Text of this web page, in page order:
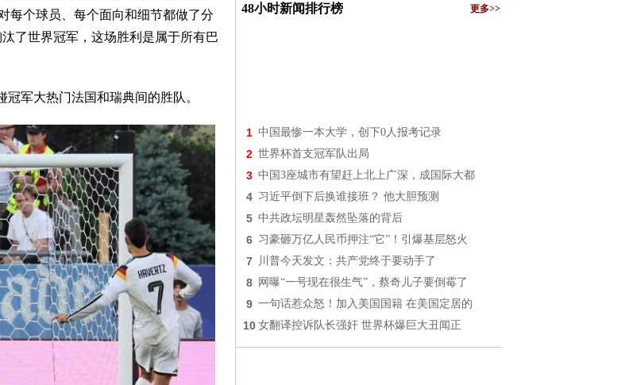
每个球员、每个面向和细节都做了分
了世界冠军，这场胜利是属于所有巴
军大热门法国和瑞典间的胜队。
48小时新闻排行榜 更多>>
1 中国最惨一本大学，创下0人报考记录
2 世界杯首支冠军队出局
3 中国3座城市有望赶上北上广深，成国际大都
4 习近平倒下后换谁接班？ 他大胆预测
5 中共政坛明星轰然坠落的背后
6 习豪砸万亿人民币押注“它”！引爆基层怒火
7 川普今天发文：共产党终于要动手了
8 网曝“一号现在很生气”，蔡奇儿子要倒霉了
9 一句话惹众怒！加入美国国籍 在美国定居的
10 女翻译控诉队长强奸 世界杯爆巨大丑闻正